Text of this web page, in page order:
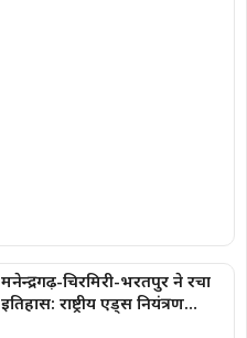
मनेन्द्रगढ़-चिरमिरी-भरतपुर ने रचा
इतिहास: राष्ट्रीय एड्स नियंत्रण